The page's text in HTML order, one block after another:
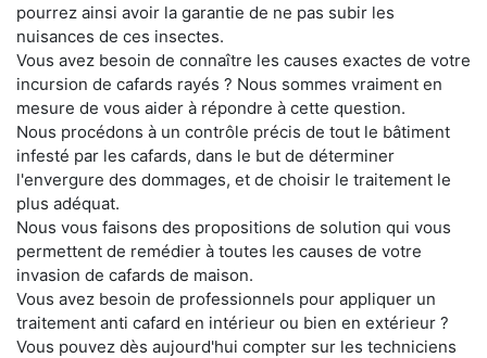
pourrez ainsi avoir la garantie de ne pas subir les
nuisances de ces insectes.
Vous avez besoin de connaître les causes exactes de votre
incursion de cafards rayés ? Nous sommes vraiment en
mesure de vous aider à répondre à cette question.
Nous procédons à un contrôle précis de tout le bâtiment
infesté par les cafards, dans le but de déterminer
l'envergure des dommages, et de choisir le traitement le
plus adéquat.
Nous vous faisons des propositions de solution qui vous
permettent de remédier à toutes les causes de votre
invasion de cafards de maison.
Vous avez besoin de professionnels pour appliquer un
traitement anti cafard en intérieur ou bien en extérieur ?
Vous pouvez dès aujourd'hui compter sur les techniciens